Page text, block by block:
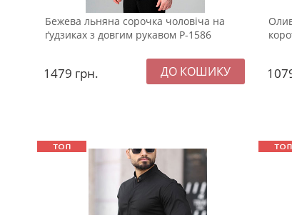
Бежева льняна сорочка чоловіча на
ґудзиках з довгим рукавом Р-1586
1479 грн.